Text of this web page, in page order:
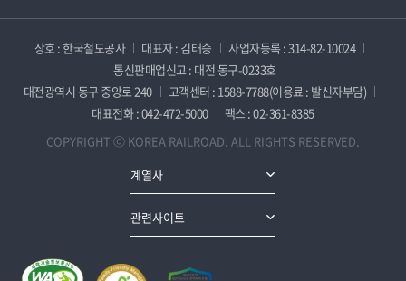
상호 : 한국철도공사 대표자 : 김태승
사업자등록 : 314-82-10024
통신판매업신고 : 대전 동구-0233호
대전광역시 동구 중앙로 240
고객센터 : 1588-7788(이용료 : 발신자부담)
대표전화 : 042-472-5000
팩스 : 02-361-8385
COPYRIGHT ⓒ KOREA RAILROAD. ALL RIGHTS RESERVED.
계열사
관련사이트